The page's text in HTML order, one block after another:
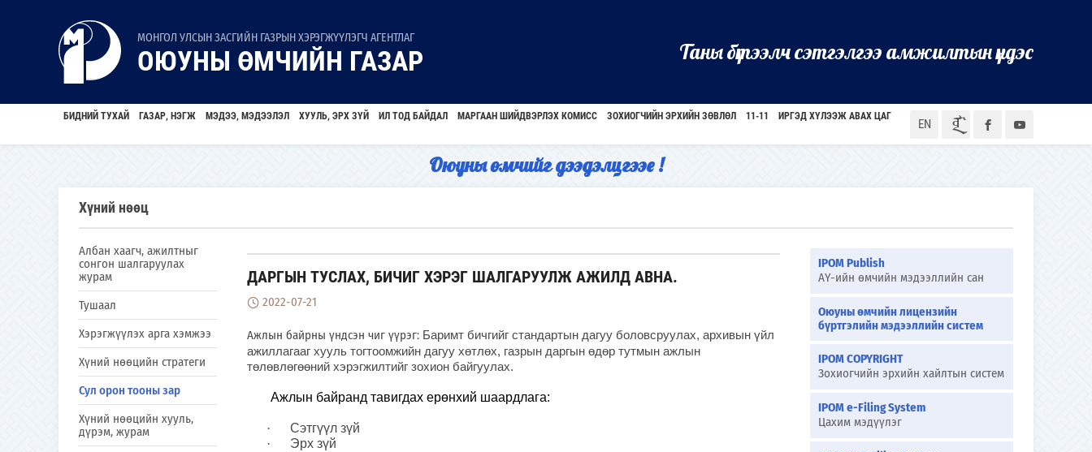
МОНГОЛ УЛСЫН ЗАСГИЙН ГАЗРЫН ХЭРЭГЖҮҮЛЭГЧ АГЕНТЛАГ
ОЮУНЫ ӨМЧИЙН ГАЗАР Таны бүтээлч сэтгэлгээ амжилтын үндэс
EN ᠮᠣᠨ
БИДНИЙ ТУХАЙ ГАЗАР, НЭГЖ МЭДЭЭ, МЭДЭЭЛЭЛ ХУУЛЬ, ЭРХ ЗҮЙ ИЛ ТОД БАЙДАЛ МАРГААН ШИЙДВЭРЛЭХ КОМИСС ЗОХИОГЧИЙН ЭРХИЙН ЗӨВЛӨЛ 11-11 ИРГЭД ХҮЛЭЭЖ АВАХ ЦАГ
Оюуны өмчийг дээдэлцгээе !
Хүний нөөц
Албан хаагч, ажилтныг
сонгон шалгаруулах
журам
Тушаал
Хэрэгжүүлэх арга хэмжээ
Хүний нөөцийн стратеги
Сул орон тооны зар
Хүний нөөцийн хууль,
дүрэм, журам
ДАРГЫН ТУСЛАХ, БИЧИГ ХЭРЭГ ШАЛГАРУУЛЖ АЖИЛД АВНА.
2022-07-21
Ажлын байрны үндсэн чиг үүрэг: Баримт бичгийг стандартын дагуу боловсруулах, архивын үйл
ажиллагааг хууль тогтоомжийн дагуу хөтлөх, газрын даргын өдөр тутмын ажлын
төлөвлөгөөний хэрэгжилтийг зохион байгуулах.
Ажлын байранд тавигдах ерөнхий шаардлага:
·
Сэтгүүл зүй
·
Эрх зүй
IPOM Publish
АҮ-ийн өмчийн мэдээллийн сан
Оюуны өмчийн лицензийн
бүртгэлийн мэдээллийн систем
IPOM COPYRIGHT
Зохиогчийн эрхийн хайлтын систем
IPOM e-Filing System
Цахим мэдүүлэг